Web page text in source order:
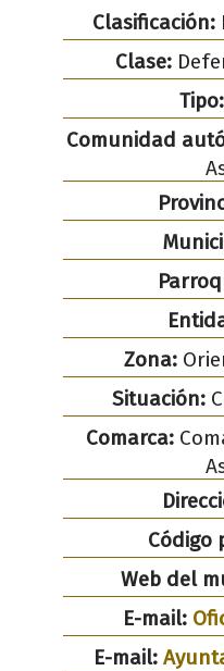
Clasificación:
Clase:
Tipo:
Comunidad
Zona:
Situación:
Comarca:
Código
Web del
E-mail:
E-mail: